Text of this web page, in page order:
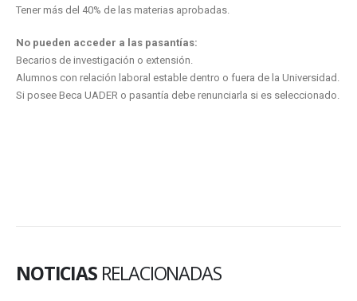
Tener más del 40% de las materias aprobadas.
No pueden acceder a las pasantías:
Becarios de investigación o extensión.
Alumnos con relación laboral estable dentro o fuera de la Universidad.
Si posee Beca UADER o pasantía debe renunciarla si es seleccionado.
NOTICIAS RELACIONADAS